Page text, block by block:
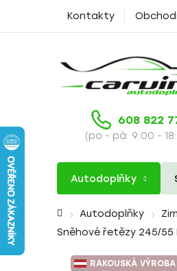
Kontakty
608 822
(po - pá: 9:00 -
Autodoplňky
Domů Autodoplňky
Sněhové řetězy 245/55
RAKOUSKÁ VÝROBA